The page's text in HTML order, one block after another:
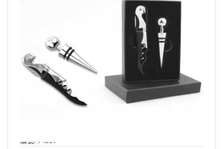
編號: Y4037